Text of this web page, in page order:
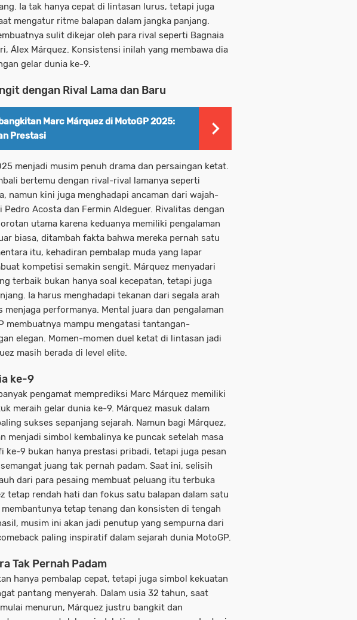
Ia tak hanya cepat di lintasan lurus, tetapi juga
mengatur ritme balapan dalam jangka panjang.
sulit dikejar oleh para rival seperti Bagnaia
Álex Márquez. Konsistensi inilah yang membawa dia
gelar dunia ke-9.
dengan Rival Lama dan Baru
Marc Márquez di MotoGP 2025:
Prestasi
menjadi musim penuh drama dan persaingan ketat.
bertemu dengan rival-rival lamanya seperti
namun kini juga menghadapi ancaman dari wajah-
Pedro Acosta dan Fermin Aldeguer. Rivalitas dengan
utama karena keduanya memiliki pengalaman
biasa, ditambah fakta bahwa mereka pernah satu
itu, kehadiran pembalap muda yang lapar
kompetisi semakin sengit. Márquez menyadari
terbaik bukan hanya soal kecepatan, tetapi juga
Ia harus menghadapi tekanan dari segala arah
performanya. Mental juara dan pengalaman
membuatnya mampu mengatasi tantangan-
elegan. Momen-momen duel ketat di lintasan jadi
masih berada di level elite.
ke-9
pengamat memprediksi Marc Márquez memiliki
meraih gelar dunia ke-9. Márquez masuk dalam
sukses sepanjang sejarah. Namun bagi Márquez,
menjadi simbol kembalinya ke puncak setelah masa
ke-9 bukan hanya prestasi pribadi, tetapi juga pesan
juang tak pernah padam. Saat ini, selisih
dari para pesaing membuat peluang itu terbuka
tetap rendah hati dan fokus satu balapan dalam satu
tetap tenang dan konsisten di tengah
musim ini akan jadi penutup yang sempurna dari
paling inspiratif dalam sejarah dunia MotoGP.
Tak Pernah Padam
hanya pembalap cepat, tetapi juga simbol kekuatan
pantang menyerah. Dalam usia 32 tahun, saat
menurun, Márquez justru bangkit dan